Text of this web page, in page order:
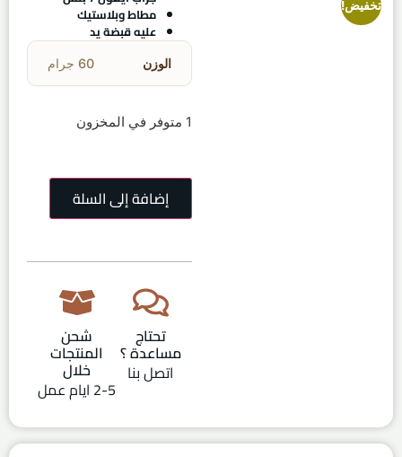
تخفيض! مطاط وبلاستيك
عليه قبضة يد
الوزن 60 جرام
1 متوفر في المخزون
إضافة إلى السلة
تحتاج
مساعدة ؟
اتصل بنا
شحن
المنتجات
خلال
2-5 ايام عمل